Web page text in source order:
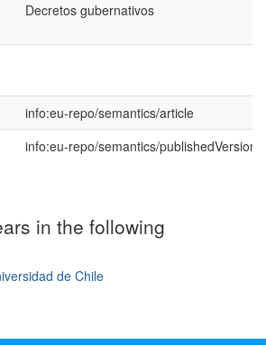
Decretos gubernativos
info:eu-repo/semantics/article
info:eu-repo/semantics/publishedVersion
in the following
de Chile